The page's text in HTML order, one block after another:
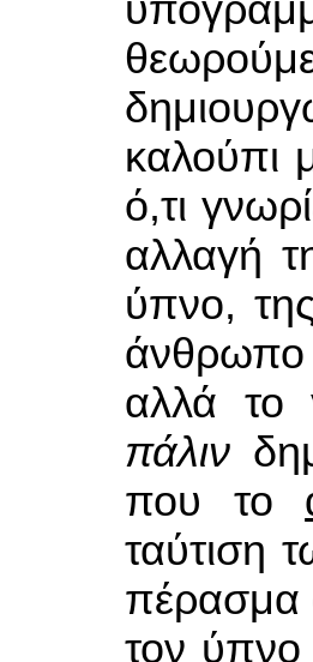
καλούπι
ό,τι
αλλαγή
ύπνο,
άνθρωπο
αλλά το
πάλιν
που το
ταύτιση
πέρασμα
τον ύπνο